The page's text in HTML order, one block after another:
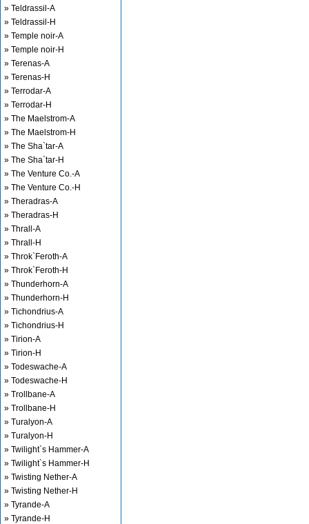
» Teldrassil-A
» Teldrassil-H
» Temple noir-A
» Temple noir-H
» Terenas-A
» Terenas-H
» Terrodar-A
» Terrodar-H
» The Maelstrom-A
» The Maelstrom-H
» The Sha`tar-A
» The Sha`tar-H
» The Venture Co.-A
» The Venture Co.-H
» Theradras-A
» Theradras-H
» Thrall-A
» Thrall-H
» Throk`Feroth-A
» Throk`Feroth-H
» Thunderhorn-A
» Thunderhorn-H
» Tichondrius-A
» Tichondrius-H
» Tirion-A
» Tirion-H
» Todeswache-A
» Todeswache-H
» Trollbane-A
» Trollbane-H
» Turalyon-A
» Turalyon-H
» Twilight`s Hammer-A
» Twilight`s Hammer-H
» Twisting Nether-A
» Twisting Nether-H
» Tyrande-A
» Tyrande-H